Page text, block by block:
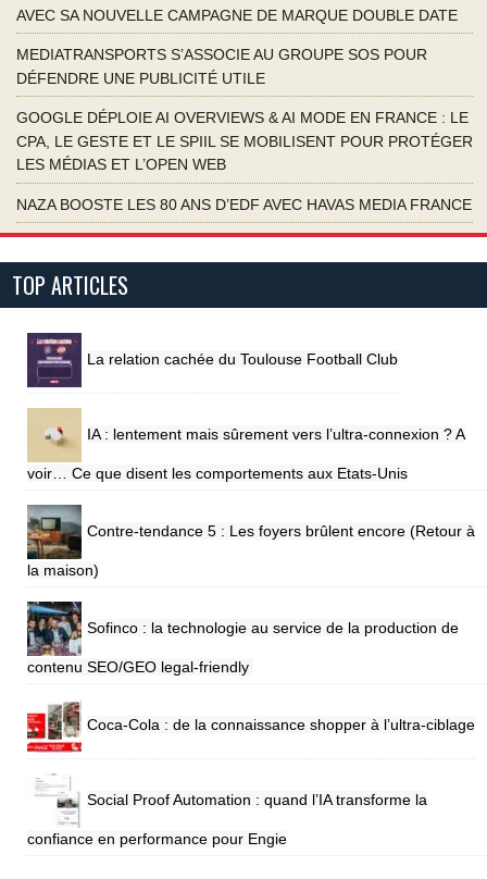
AVEC SA NOUVELLE CAMPAGNE DE MARQUE DOUBLE DATE
MEDIATRANSPORTS S’ASSOCIE AU GROUPE SOS POUR
DÉFENDRE UNE PUBLICITÉ UTILE
GOOGLE DÉPLOIE AI OVERVIEWS & AI MODE EN FRANCE : LE
CPA, LE GESTE ET LE SPIIL SE MOBILISENT POUR PROTÉGER
LES MÉDIAS ET L’OPEN WEB
NAZA BOOSTE LES 80 ANS D’EDF AVEC HAVAS MEDIA FRANCE
TOP ARTICLES
La relation cachée du Toulouse Football Club
IA : lentement mais sûrement vers l’ultra-connexion ? A
voir… Ce que disent les comportements aux Etats-Unis
Contre-tendance 5 : Les foyers brûlent encore (Retour à
la maison)
Sofinco : la technologie au service de la production de
contenu SEO/GEO legal-friendly
Coca-Cola : de la connaissance shopper à l’ultra-ciblage
Social Proof Automation : quand l’IA transforme la
confiance en performance pour Engie